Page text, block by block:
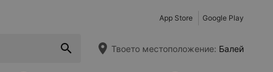
App Store Google Play
Твоето местоположение: Балей